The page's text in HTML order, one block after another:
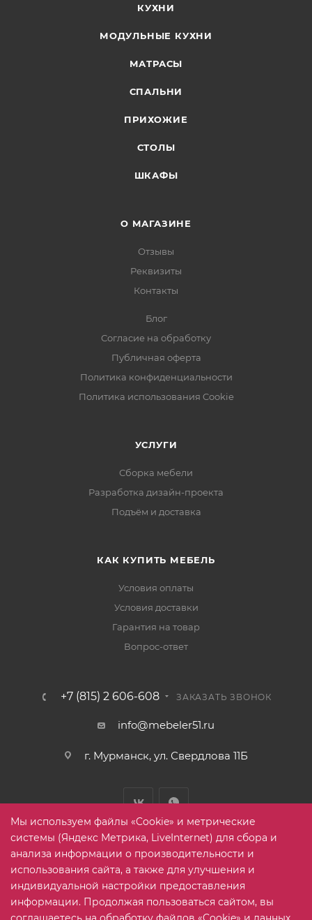
КУХНИ
МОДУЛЬНЫЕ КУХНИ
МАТРАСЫ
СПАЛЬНИ
ПРИХОЖИЕ
СТОЛЫ
ШКАФЫ
О МАГАЗИНЕ
Отзывы
Реквизиты
Контакты
Блог
Согласие на обработку
Публичная оферта
Политика конфиденциальности
Политика использования Cookie
УСЛУГИ
Сборка мебели
Разработка дизайн-проекта
Подъём и доставка
КАК КУПИТЬ МЕБЕЛЬ
Условия оплаты
Условия доставки
Гарантия на товар
Вопрос-ответ
+7 (815) 2 606-608 ЗАКАЗАТЬ ЗВОНОК
info@mebeler51.ru
г. Мурманск, ул. Свердлова 11Б
2005-2026 © mebelier51.ru - модный интернет-магазин не
дорогой корпусной мебели. Все права защищены.
Мы используем файлы «Cookie» и метрические
системы (Яндекс Метрика, LiveInternet) для сбора и
анализа информации о производительности и
использования сайта, а также для улучшения и
индивидуальной настройки предоставления
информации. Продолжая пользоваться сайтом, вы